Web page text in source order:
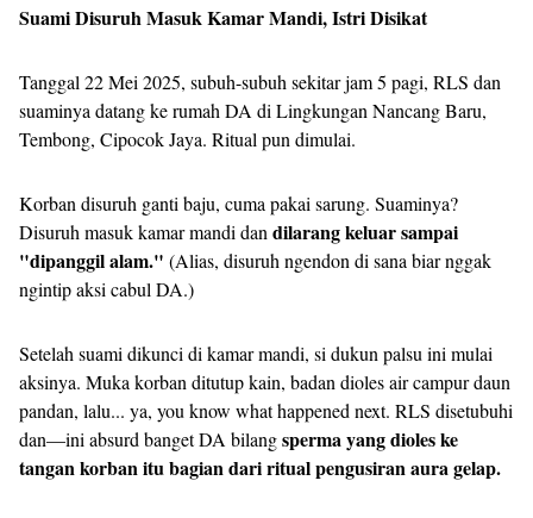
Suami Disuruh Masuk Kamar Mandi, Istri Disikat
Tanggal 22 Mei 2025, subuh-subuh sekitar jam 5 pagi, RLS dan
suaminya datang ke rumah DA di Lingkungan Nancang Baru,
Tembong, Cipocok Jaya. Ritual pun dimulai.
Korban disuruh ganti baju, cuma pakai sarung. Suaminya?
Disuruh masuk kamar mandi dan dilarang keluar sampai
"dipanggil alam." (Alias, disuruh ngendon di sana biar nggak
ngintip aksi cabul DA.)
Setelah suami dikunci di kamar mandi, si dukun palsu ini mulai
aksinya. Muka korban ditutup kain, badan dioles air campur daun
pandan, lalu... ya, you know what happened next. RLS disetubuhi
dan—ini absurd banget DA bilangsperma yang dioles ke
tangan korban itu bagian dari ritual pengusiran aura gelap.